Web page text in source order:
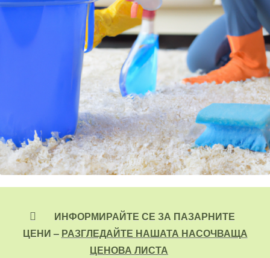
ИНФОРМИРАЙТЕ СЕ ЗА ПАЗАРНИТЕ
ЦЕНИ – РАЗГЛЕДАЙТЕ НАШАТА НАСОЧВАЩА
ЦЕНОВА ЛИСТА